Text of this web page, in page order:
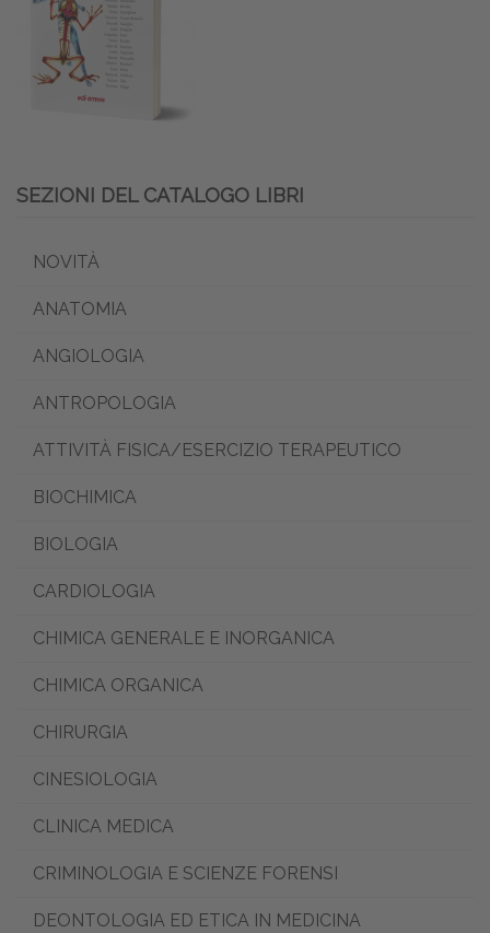
SEZIONI DEL CATALOGO LIBRI
NOVITÀ
ANATOMIA
ANGIOLOGIA
ANTROPOLOGIA
ATTIVITÀ FISICA/ESERCIZIO TERAPEUTICO
BIOCHIMICA
BIOLOGIA
CARDIOLOGIA
CHIMICA GENERALE E INORGANICA
CHIMICA ORGANICA
CHIRURGIA
CINESIOLOGIA
CLINICA MEDICA
CRIMINOLOGIA E SCIENZE FORENSI
DEONTOLOGIA ED ETICA IN MEDICINA